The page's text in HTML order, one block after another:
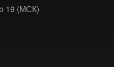
19 (МСК)